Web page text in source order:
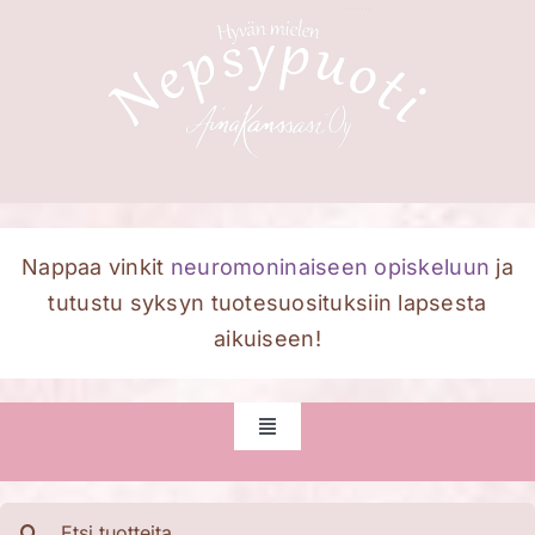
Nappaa vinkit neuromoninaiseen opiskeluun ja
tutustu syksyn tuotesuosituksiin lapsesta
aikuiseen!
Toggle
Etusivu